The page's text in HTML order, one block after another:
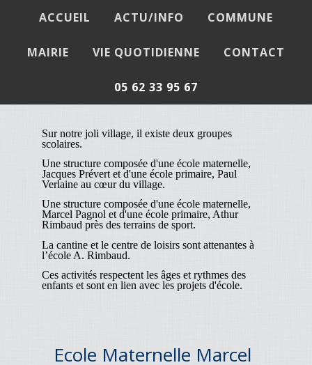
ACCUEIL ACTU/INFO COMMUNE
MAIRIE VIE QUOTIDIENNE CONTACT
05 62 33 95 67
Sur notre joli village, il existe deux groupes
scolaires.
Une structure composée d'une école maternelle,
Jacques Prévert et d'une école primaire, Paul
Verlaine au cœur du village.
Une structure composée d'une école maternelle,
Marcel Pagnol et d'une école primaire, Athur
Rimbaud près des terrains de sport.
La cantine et le centre de loisirs sont attenantes à
l’école A. Rimbaud.
Ces activités respectent les âges et rythmes des
enfants et sont en lien avec les projets d'école.
Ecole Maternelle Marcel